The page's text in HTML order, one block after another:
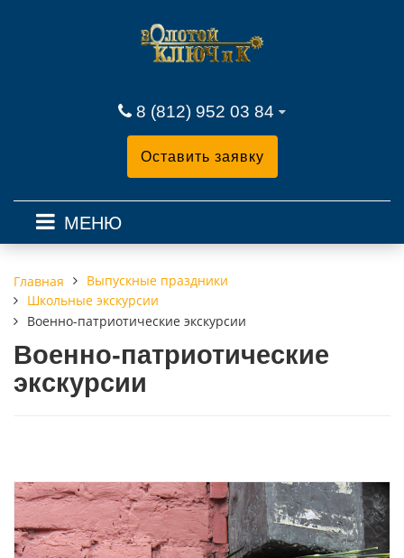
8 (812) 952 03 84
Оставить заявку
МЕНЮ
Главная
Выпускные праздники
Школьные экскурсии
Военно-патриотические экскурсии
Военно-патриотические
экскурсии